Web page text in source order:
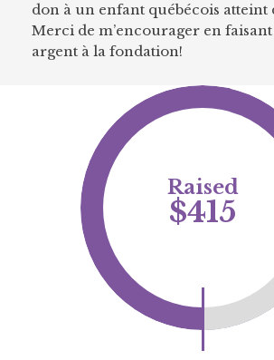
don à un enfant québécois atteint
Merci de m’encourager en
argent à la fondation!
Raised
$415